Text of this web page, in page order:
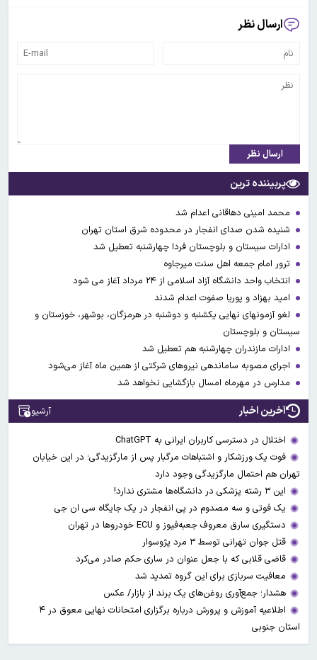
ارسال نظر
ارسال نظر
پربیننده ترین
محمد امینی دهاقانی اعدام شد
شنیده شدن صدای انفجار در محدوده شرق استان تهران
ادارات سیستان و بلوچستان فردا چهارشنبه تعطیل شد
ترور امام جمعه اهل سنت میرجاوه
انتخاب واحد دانشگاه آزاد اسلامی از ۲۴ مرداد آغاز می شود
امید بهزاد و پوریا صفوت اعدام شدند
لغو آزمونهای نهایی یکشنبه و دوشنبه در هرمزگان، بوشهر، خوزستان و
سیستان و بلوچستان
ادارات مازندران چهارشنبه هم تعطیل شد
اجرای مصوبه ساماندهی نیرو‌های شرکتی از همین ماه آغاز می‌شود
مدارس در مهرماه امسال بازگشایی نخواهد شد
آخرین اخبار آرشیو
اختلال در دسترسی کاربران ایرانی به ChatGPT
فوت یک ورزشکار و اشتباهات مرگبار پس از مارگزیدگی؛ در این خیابان
تهران هم احتمال مارگزیدگی وجود دارد
این ۳ رشته پزشکی در دانشگاه‌ها مشتری ندارد!
یک فوتی و سه مصدوم در پی انفجار در یک جایگاه سی ان جی
دستگیری سارق معروف جعبه‌فیوز و ECU خودروها در تهران
قتل جوان تهرانی توسط ۳ مرد پژوسوار
قاضی قلابی که با جعل عنوان در ساری حکم صادر می‌کرد
معافیت سربازی برای این گروه تمدید شد
هشدار؛ جمع‌آوری روغن‌های یک برند از بازار/ عکس
اطلاعیه آموزش و پرورش درباره برگزاری امتحانات نهایی معوق در ۴
استان جنوبی